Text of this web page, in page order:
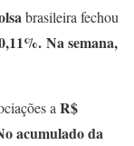
brasileira fechou
Na semana,
a R$
acumulado da